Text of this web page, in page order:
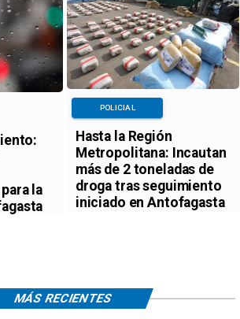
la
Hasta la Región
Metropolitana: Incautan
más de 2 toneladas de
droga tras seguimiento
iniciado en Antofagasta
POLICIAL
MÁS RECIENTES